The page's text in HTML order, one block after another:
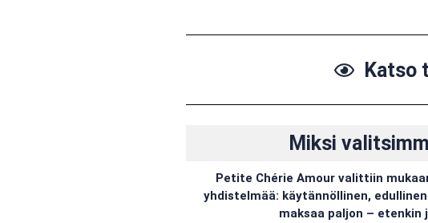
Katso
Miksi
Petite Chérie Amour valittiin
yhdistelmää: käytännöllinen,
maksaa paljon – etenkin